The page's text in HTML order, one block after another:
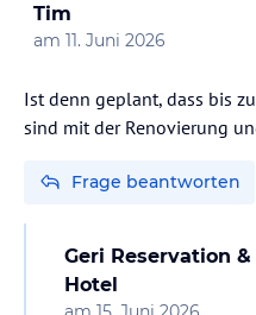
Tim
am 11. Juni 2026
Ist denn geplant, dass bis
sind mit der Renovierung
Frage beantworten
Geri Reservation
Hotel